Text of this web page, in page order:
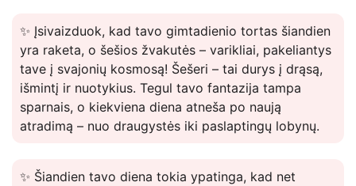
✨ Įsivaizduok, kad tavo gimtadienio tortas šiandien
yra raketa, o šešios žvakutės – varikliai, pakeliantys
tave į svajonių kosmosą! Šešeri – tai durys į drąsą,
išmintį ir nuotykius. Tegul tavo fantazija tampa
sparnais, o kiekviena diena atneša po naują
atradimą – nuo draugystės iki paslaptingų lobynų.
✨ Šiandien tavo diena tokia ypatinga, kad net